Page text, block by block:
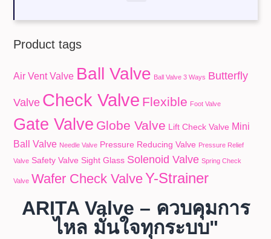
Product tags
Air Vent Valve Ball Valve Ball Valve 3 Ways Butterfly
Valve Check Valve Flexible Foot Valve
Gate Valve Globe Valve Lift Check Valve Mini
Ball Valve Needle Valve Pressure Reducing Valve Pressure Relief
Valve Safety Valve Sight Glass Solenoid Valve Spring Check
Valve Wafer Check ValveY-Strainer
ARITA Valve – ควบคุมการ
ไหล มั่นใจทุกระบบ"